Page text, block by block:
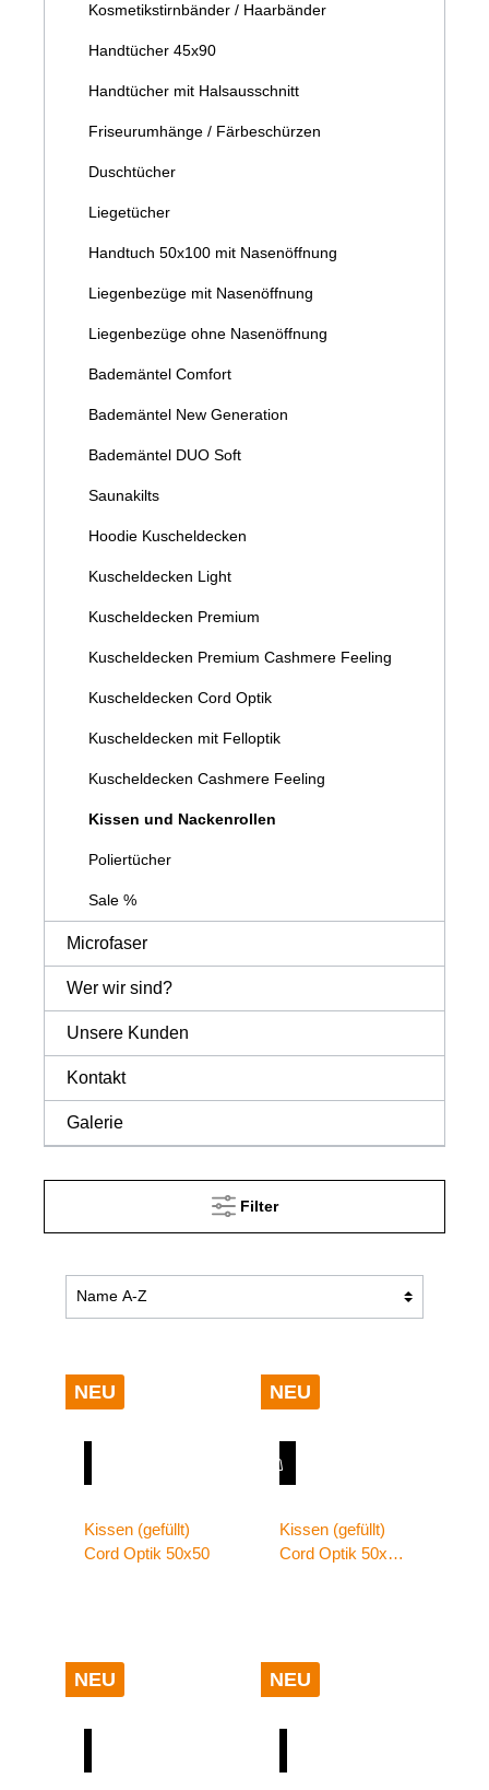
Kosmetikstirnbänder / Haarbänder
Handtücher 45x90
Handtücher mit Halsausschnitt
Friseurumhänge / Färbeschürzen
Duschtücher
Liegetücher
Handtuch 50x100 mit Nasenöffnung
Liegenbezüge mit Nasenöffnung
Liegenbezüge ohne Nasenöffnung
Bademäntel Comfort
Bademäntel New Generation
Bademäntel DUO Soft
Saunakilts
Hoodie Kuscheldecken
Kuscheldecken Light
Kuscheldecken Premium
Kuscheldecken Premium Cashmere Feeling
Kuscheldecken Cord Optik
Kuscheldecken mit Felloptik
Kuscheldecken Cashmere Feeling
Kissen und Nackenrollen
Poliertücher
Sale %
Microfaser
Wer wir sind?
Unsere Kunden
Kontakt
Galerie
Filter
NEU
Kissen (gefüllt)
Cord Optik 50x50
NEU
Kissen (gefüllt)
Cord Optik 50x50
NEU NEU